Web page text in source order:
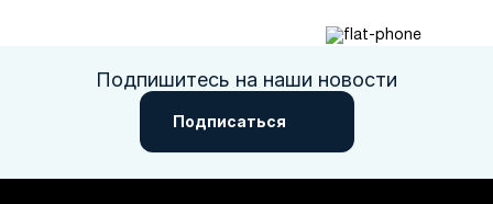
Подпишитесь на наши новости
Подписаться